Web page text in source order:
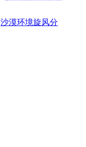
沙漠环境旋风分